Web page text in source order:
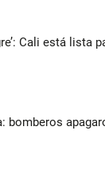
Cali está lista
bomberos